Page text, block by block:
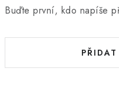
Buďte první, kdo napíše